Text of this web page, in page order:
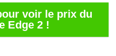
voir le prix du
Edge 2 !